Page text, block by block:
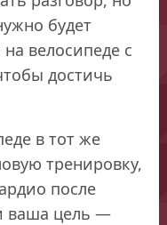
будет
велосипеде с
достичь
в тот же
тренировку,
после
ваша цель —